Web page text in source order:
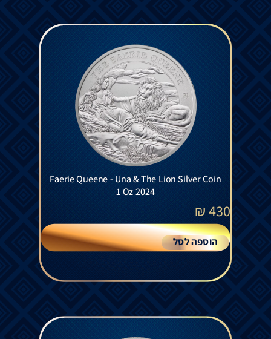
Faerie Queene - Una & The Lion Silver Coin
1 Oz 2024
430
₪
הוספה לסל